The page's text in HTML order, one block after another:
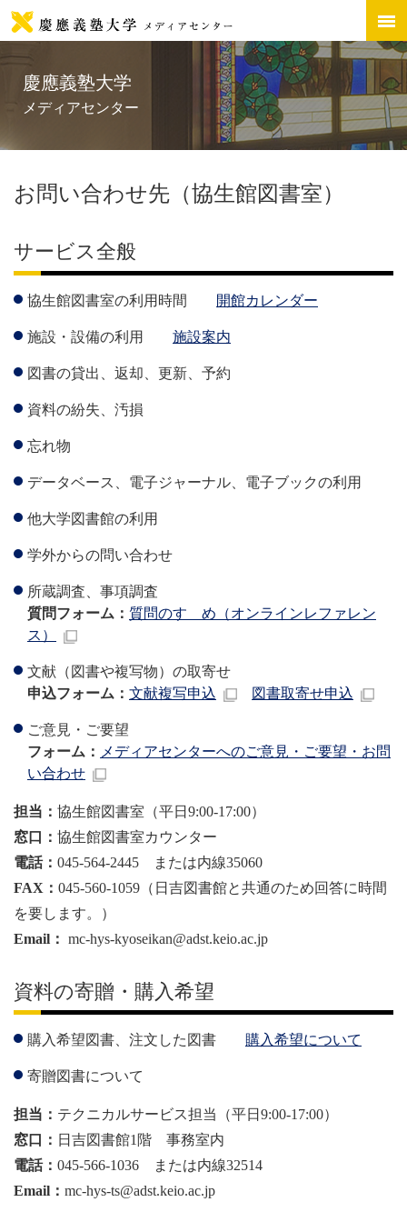
慶應義塾大学
メディアセンター
お問い合わせ先（協生館図書室）
サービス全般
協生館図書室の利用時間 開館カレンダー
施設・設備の利用 施設案内
図書の貸出、返却、更新、予約
資料の紛失、汚損
忘れ物
データベース、電子ジャーナル、電子ブックの利用
他大学図書館の利用
学外からの問い合わせ
所蔵調査、事項調査
質問フォーム： 質問のすゝめ（オンラインレファレン
ス）
文献（図書や複写物）の取寄せ
申込フォーム： 文献複写申込 図書取寄せ申込
ご意見・ご要望
フォーム： メディアセンターへのご意見・ご要望・お問
い合わせ
担当： 協生館図書室（平日9:00-17:00）
窓口： 協生館図書室カウンター
電話： 045-564-2445 または内線35060
FAX： 045-560-1059（日吉図書館と共通のため回答に時間
を要します。）
Email： mc-hys-kyoseikan@adst.keio.ac.jp
資料の寄贈・購入希望
購入希望図書、注文した図書 購入希望について
寄贈図書について
担当： テクニカルサービス担当（平日9:00-17:00）
窓口： 日吉図書館1階 事務室内
電話： 045-566-1036 または内線32514
Email： mc-hys-ts@adst.keio.ac.jp